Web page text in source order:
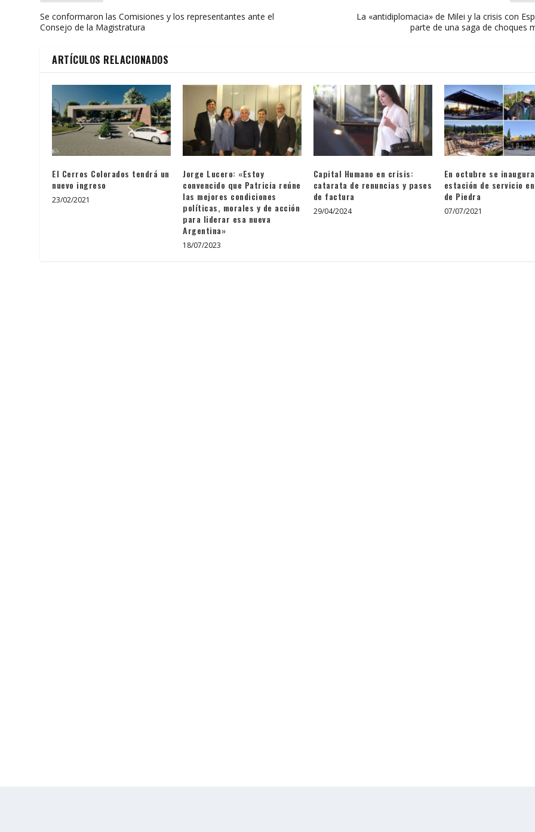
Se conformaron las Comisiones y los representantes ante el
Consejo de la Magistratura
La «antidiplomacia» de Milei y la crisis con
parte de una saga de choques
ARTÍCULOS RELACIONADOS
El Cerros Colorados tendrá un
nuevo ingreso
23/02/2021
Jorge Lucero: «Estoy
convencido que Patricia reúne
las mejores condiciones
políticas, morales y de acción
para liderar esa nueva
Argentina»
18/07/2023
Capital Humano en crisis:
catarata de renuncias y pases
de factura
29/04/2024
En octubre se
estación de servicio
de Piedra
07/07/2021